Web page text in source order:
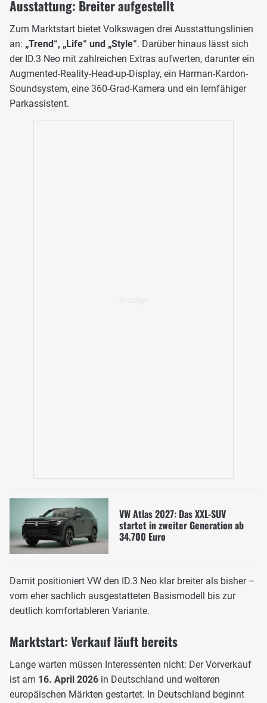
Ausstattung: Breiter aufgestellt
Zum Marktstart bietet Volkswagen drei Ausstattungslinien
an: „Trend“, „Life“ und „Style“. Darüber hinaus lässt sich
der ID.3 Neo mit zahlreichen Extras aufwerten, darunter ein
Augmented-Reality-Head-up-Display, ein Harman-Kardon-
Soundsystem, eine 360-Grad-Kamera und ein lernfähiger
Parkassistent.
VW Atlas 2027: Das XXL-SUV
startet in zweiter Generation ab
34.700 Euro
Damit positioniert VW den ID.3 Neo klar breiter als bisher –
vom eher sachlich ausgestatteten Basismodell bis zur
deutlich komfortableren Variante.
Marktstart: Verkauf läuft bereits
Lange warten müssen Interessenten nicht: Der Vorverkauf
ist am 16. April 2026 in Deutschland und weiteren
europäischen Märkten gestartet. In Deutschland beginnt